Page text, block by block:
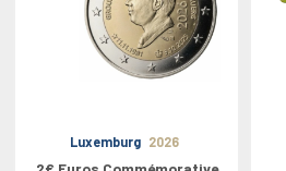
Luxemburg 2026